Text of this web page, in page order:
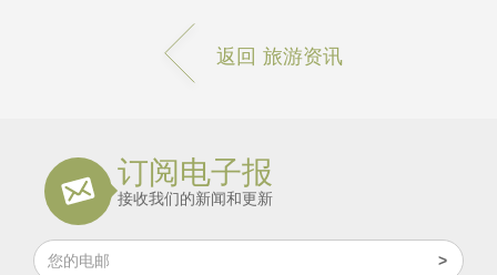
返回 旅游资讯
订阅电子报
接收我们的新闻和更新